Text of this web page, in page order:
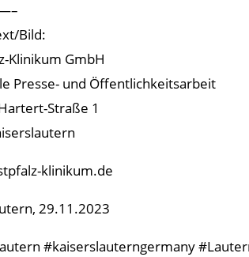
Bild:
Klinikum GmbH
Presse- und Öffentlichkeitsarbeit
Straße 1
klinikum.de
29.11.2023
#kaiserslauterngermany